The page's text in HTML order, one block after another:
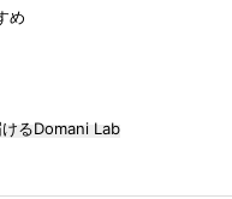
め
けるDomani Lab